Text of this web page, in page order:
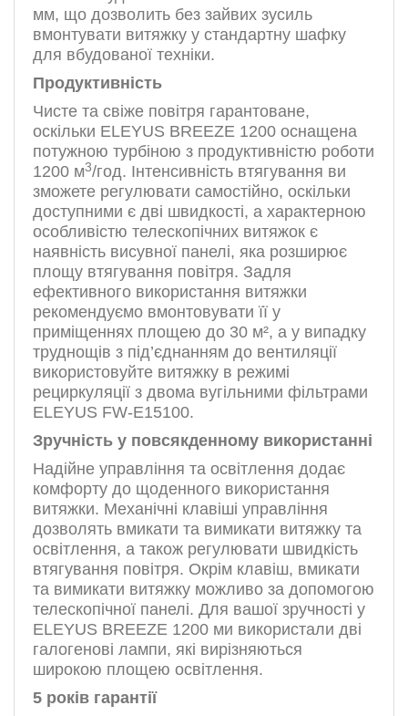
мм, що дозволить без зайвих зусиль
вмонтувати витяжку у стандартну шафку
для вбудованої техніки.
Продуктивність
Чисте та свіже повітря гарантоване,
оскільки ELEYUS BREEZE 1200 оснащена
потужною турбіною з продуктивністю роботи
1200 м3/год. Інтенсивність втягування ви
зможете регулювати самостійно, оскільки
доступними є дві швидкості, а характерною
особливістю телескопічних витяжок є
наявність висувної панелі, яка розширює
площу втягування повітря. Задля
ефективного використання витяжки
рекомендуємо вмонтовувати її у
приміщеннях площею до 30 м², а у випадку
труднощів з під’єднанням до вентиляції
використовуйте витяжку в режимі
рециркуляції з двома вугільними фільтрами
ELEYUS FW-Е15100.
Зручність у повсякденному використанні
Надійне управління та освітлення додає
комфорту до щоденного використання
витяжки. Механічні клавіші управління
дозволять вмикати та вимикати витяжку та
освітлення, а також регулювати швидкість
втягування повітря. Окрім клавіш, вмикати
та вимикати витяжку можливо за допомогою
телескопічної панелі. Для вашої зручності у
ELEYUS BREEZE 1200 ми використали дві
галогенові лампи, які вирізняються
широкою площею освітлення.
5 років гарантії